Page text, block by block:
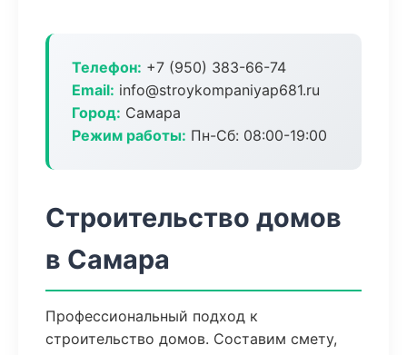
Телефон: +7 (950) 383-66-74
Email: info@stroykompaniyap681.ru
Город: Самара
Режим работы: Пн-Сб: 08:00-19:00
Строительство домов
в Самара
Профессиональный подход к
строительство домов. Составим смету,